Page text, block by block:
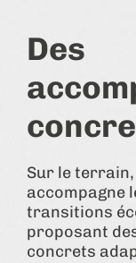
Des
Sur le
accompagne
transitions
proposant
concrets